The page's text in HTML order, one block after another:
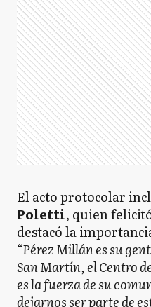
El acto protocolar
Poletti, quien
destacó la
“Pérez Millán es su
San Martín, el Centro
es la fuerza de su
dejarnos ser parte de